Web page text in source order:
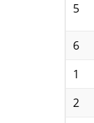
5
6
1
2